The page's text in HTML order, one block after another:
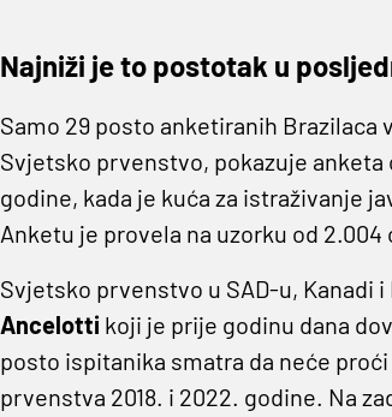
Najniži je to postotak u
Samo 29 posto anketiranih
Svjetsko prvenstvo, pokazuje anketa
godine, kada je kuća za istraživanje
Anketu je provela na uzorku od
Svjetsko prvenstvo u SAD-u, Kanadi
Ancelotti koji je prije godinu dana
posto ispitanika smatra da neće
prvenstva 2018. i 2022. godine. Na